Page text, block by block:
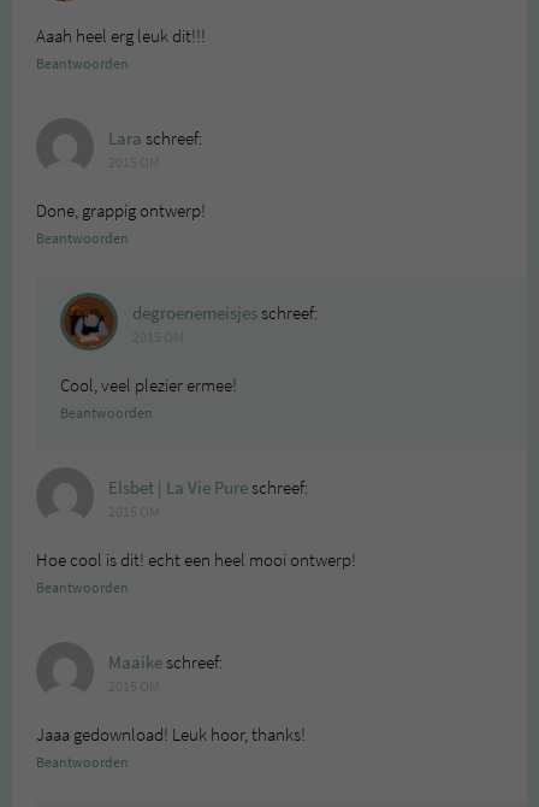
Aaah heel erg leuk dit!!!
Beantwoorden
Lara schreef:
Done, grappig ontwerp!
Beantwoorden
degroenemeisjesschreef:
Cool, veel plezier ermee!
Beantwoorden
Elsbet | La Vie Pureschreef:
Hoe cool is dit! echt een heel mooi ontwerp!
Beantwoorden
Maaikeschreef:
Jaaa gedownload! Leuk hoor, thanks!
Beantwoorden